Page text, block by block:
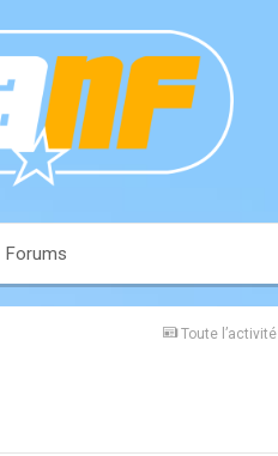
Forums
Toute l’activité